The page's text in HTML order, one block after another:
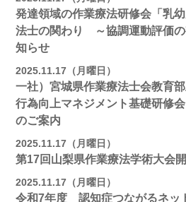
発達領域の作業療法研修会「乳
法士の関わり ～協調運動評価
知らせ
2025.11.17（月曜日）
一社）宮城県作業療法士会教育
行為向上マネジメント基礎研修
のご案内
2025.11.17（月曜日）
第17回山梨県作業療法学術大会
2025.11.17（月曜日）
令和7年度 認知症つながるネッ